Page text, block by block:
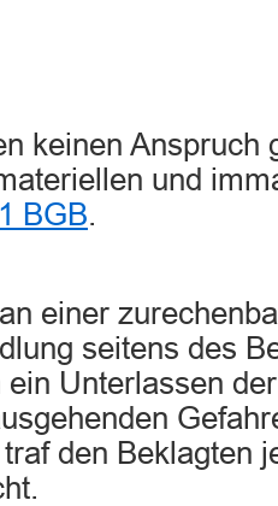
keinen Anspruch
und
BGB.
einer
seitens des
ein Unterlassen
traf den Beklagten